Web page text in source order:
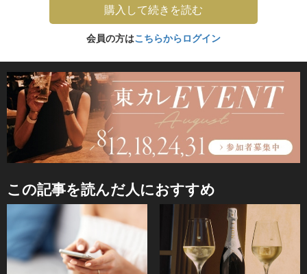
購入して続きを読む
会員の方はこちらからログイン
この記事を読んだ人におすすめ